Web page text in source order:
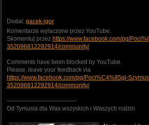
Dodał: gacek-igor
Komentarze wylaczone przez YouTube.
Skomentuj przez https://www.facebook.com/pg/
352096812292914/community/
Comments have been blocked by YouTube.
Please, leave your feedback via
https://www.facebook.com/pg/Poci%C4%85gi-
352096812292914/community/
------------------------------------
Od Tymusia dla Was wszyskich i Waszych rodzin.